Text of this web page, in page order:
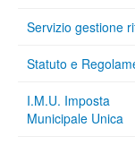
Servizio gestione
Statuto e
I.M.U. Imposta
Municipale Unica